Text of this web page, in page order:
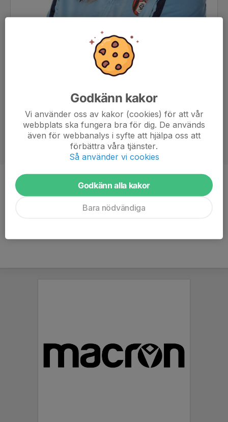
Titel
Tränare
Godkänn kakor
Vi använder oss av kakor (cookies) för att vår
webbplats ska fungera bra för dig. De används
även för webbanalys i syfte att hjälpa oss att
förbättra våra tjänster.
Så använder vi cookies
Godkänn alla kakor
Bara nödvändiga